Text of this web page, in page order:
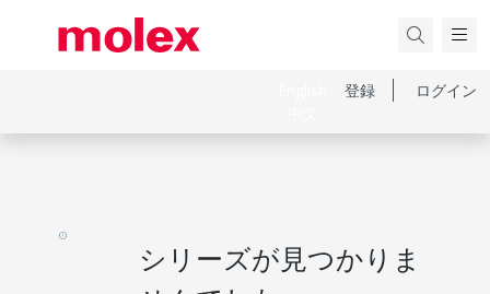
登録 ログイン
シリーズが見つかりま